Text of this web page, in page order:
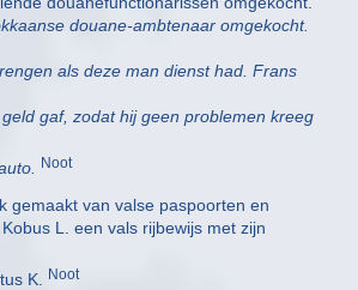
douane-ambtenaar omgekocht.
als deze man dienst had. Frans
gaf, zodat hij geen problemen kreeg
Noot
gemaakt van valse paspoorten en
L. een vals rijbewijs met zijn
K.
Noot